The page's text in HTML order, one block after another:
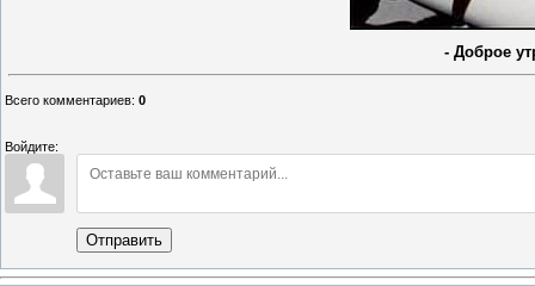
- Доброе
Всего комментариев: 0
Войдите:
Отправить